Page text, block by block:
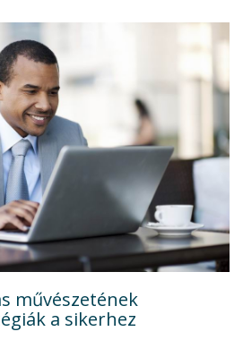
művészetének
a sikerhez